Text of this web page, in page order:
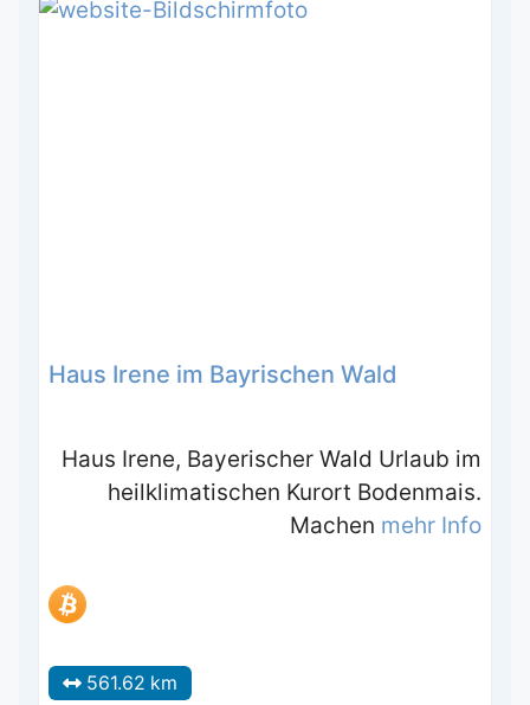
Haus Irene im Bayrischen Wald
Haus Irene, Bayerischer Wald Urlaub im
heilklimatischen Kurort Bodenmais.
Machen mehr Info
561.62 km